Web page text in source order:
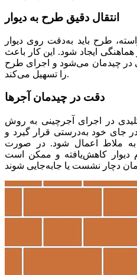
انتقال دقیق طرح به دیوار
طرح باید به‌دقت روی دیوار
ایجاد شود. این کار باعث
در چیدمان می‌شود و اجرای طرح
را تسهیل می‌کند.
دقت در چیدمان آجرها
در اجرای آجرچینی به روش
جای خود به‌درستی قرار گیرد و
ملاط اعمال شود. در صورت
دیوار کاهش‌یافته و ممکن است